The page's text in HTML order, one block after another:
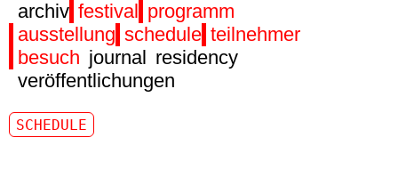
archiv festival programm
ausstellung schedule teilnehmer
besuch journal residency
veröffentlichungen
SCHEDULE